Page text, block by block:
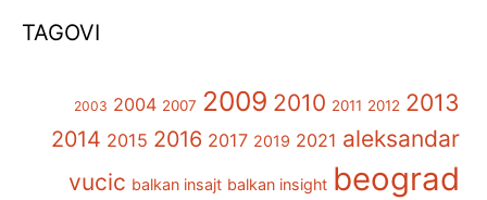
TAGOVI
2003 2004 2007 2009 2010 2011 2012 2013
2014 2015 2016 2017 2019 2021 aleksandar
vucic balkan insajt balkan insight beograd